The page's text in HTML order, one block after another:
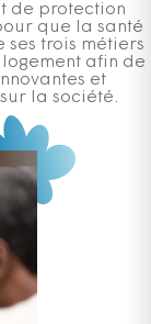
de protection
que la santé
ses trois métiers
afin de
et
la société.